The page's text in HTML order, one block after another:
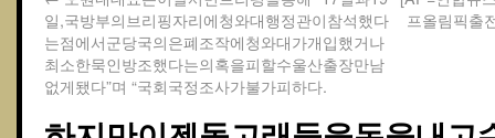
일,국방부의브리핑자리에청와대행정관이참석했다
는점에서군당국의은폐조작에청와대가개입했거나
최소한묵인방조했다는의혹을피할수울산출장만남
없게됐다”며 “국회국정조사가불가피하다.
프올림픽출